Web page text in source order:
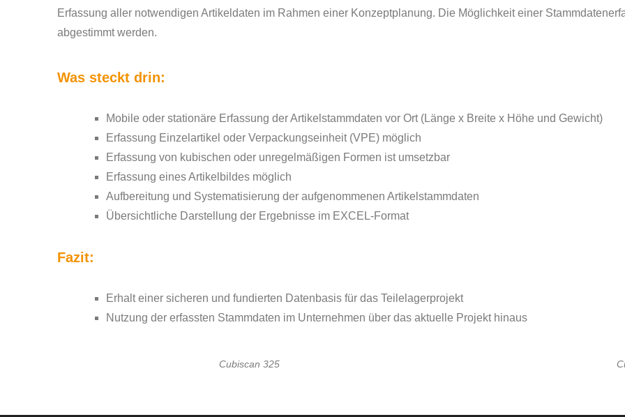
Erfassung aller notwendigen Artikeldaten im Rahmen einer Konzeptplanung. Die Möglichkeit einer
abgestimmt werden.
Was steckt drin:
Mobile oder stationäre Erfassung der Artikelstammdaten vor Ort (Länge x Breite x Höhe und Gewicht)
Erfassung Einzelartikel oder Verpackungseinheit (VPE) möglich
Erfassung von kubischen oder unregelmäßigen Formen ist umsetzbar
Erfassung eines Artikelbildes möglich
Aufbereitung und Systematisierung der aufgenommenen Artikelstammdaten
Übersichtliche Darstellung der Ergebnisse im EXCEL-Format
Fazit:
Erhalt einer sicheren und fundierten Datenbasis für das Teilelagerprojekt
Nutzung der erfassten Stammdaten im Unternehmen über das aktuelle Projekt hinaus
Cubiscan 325